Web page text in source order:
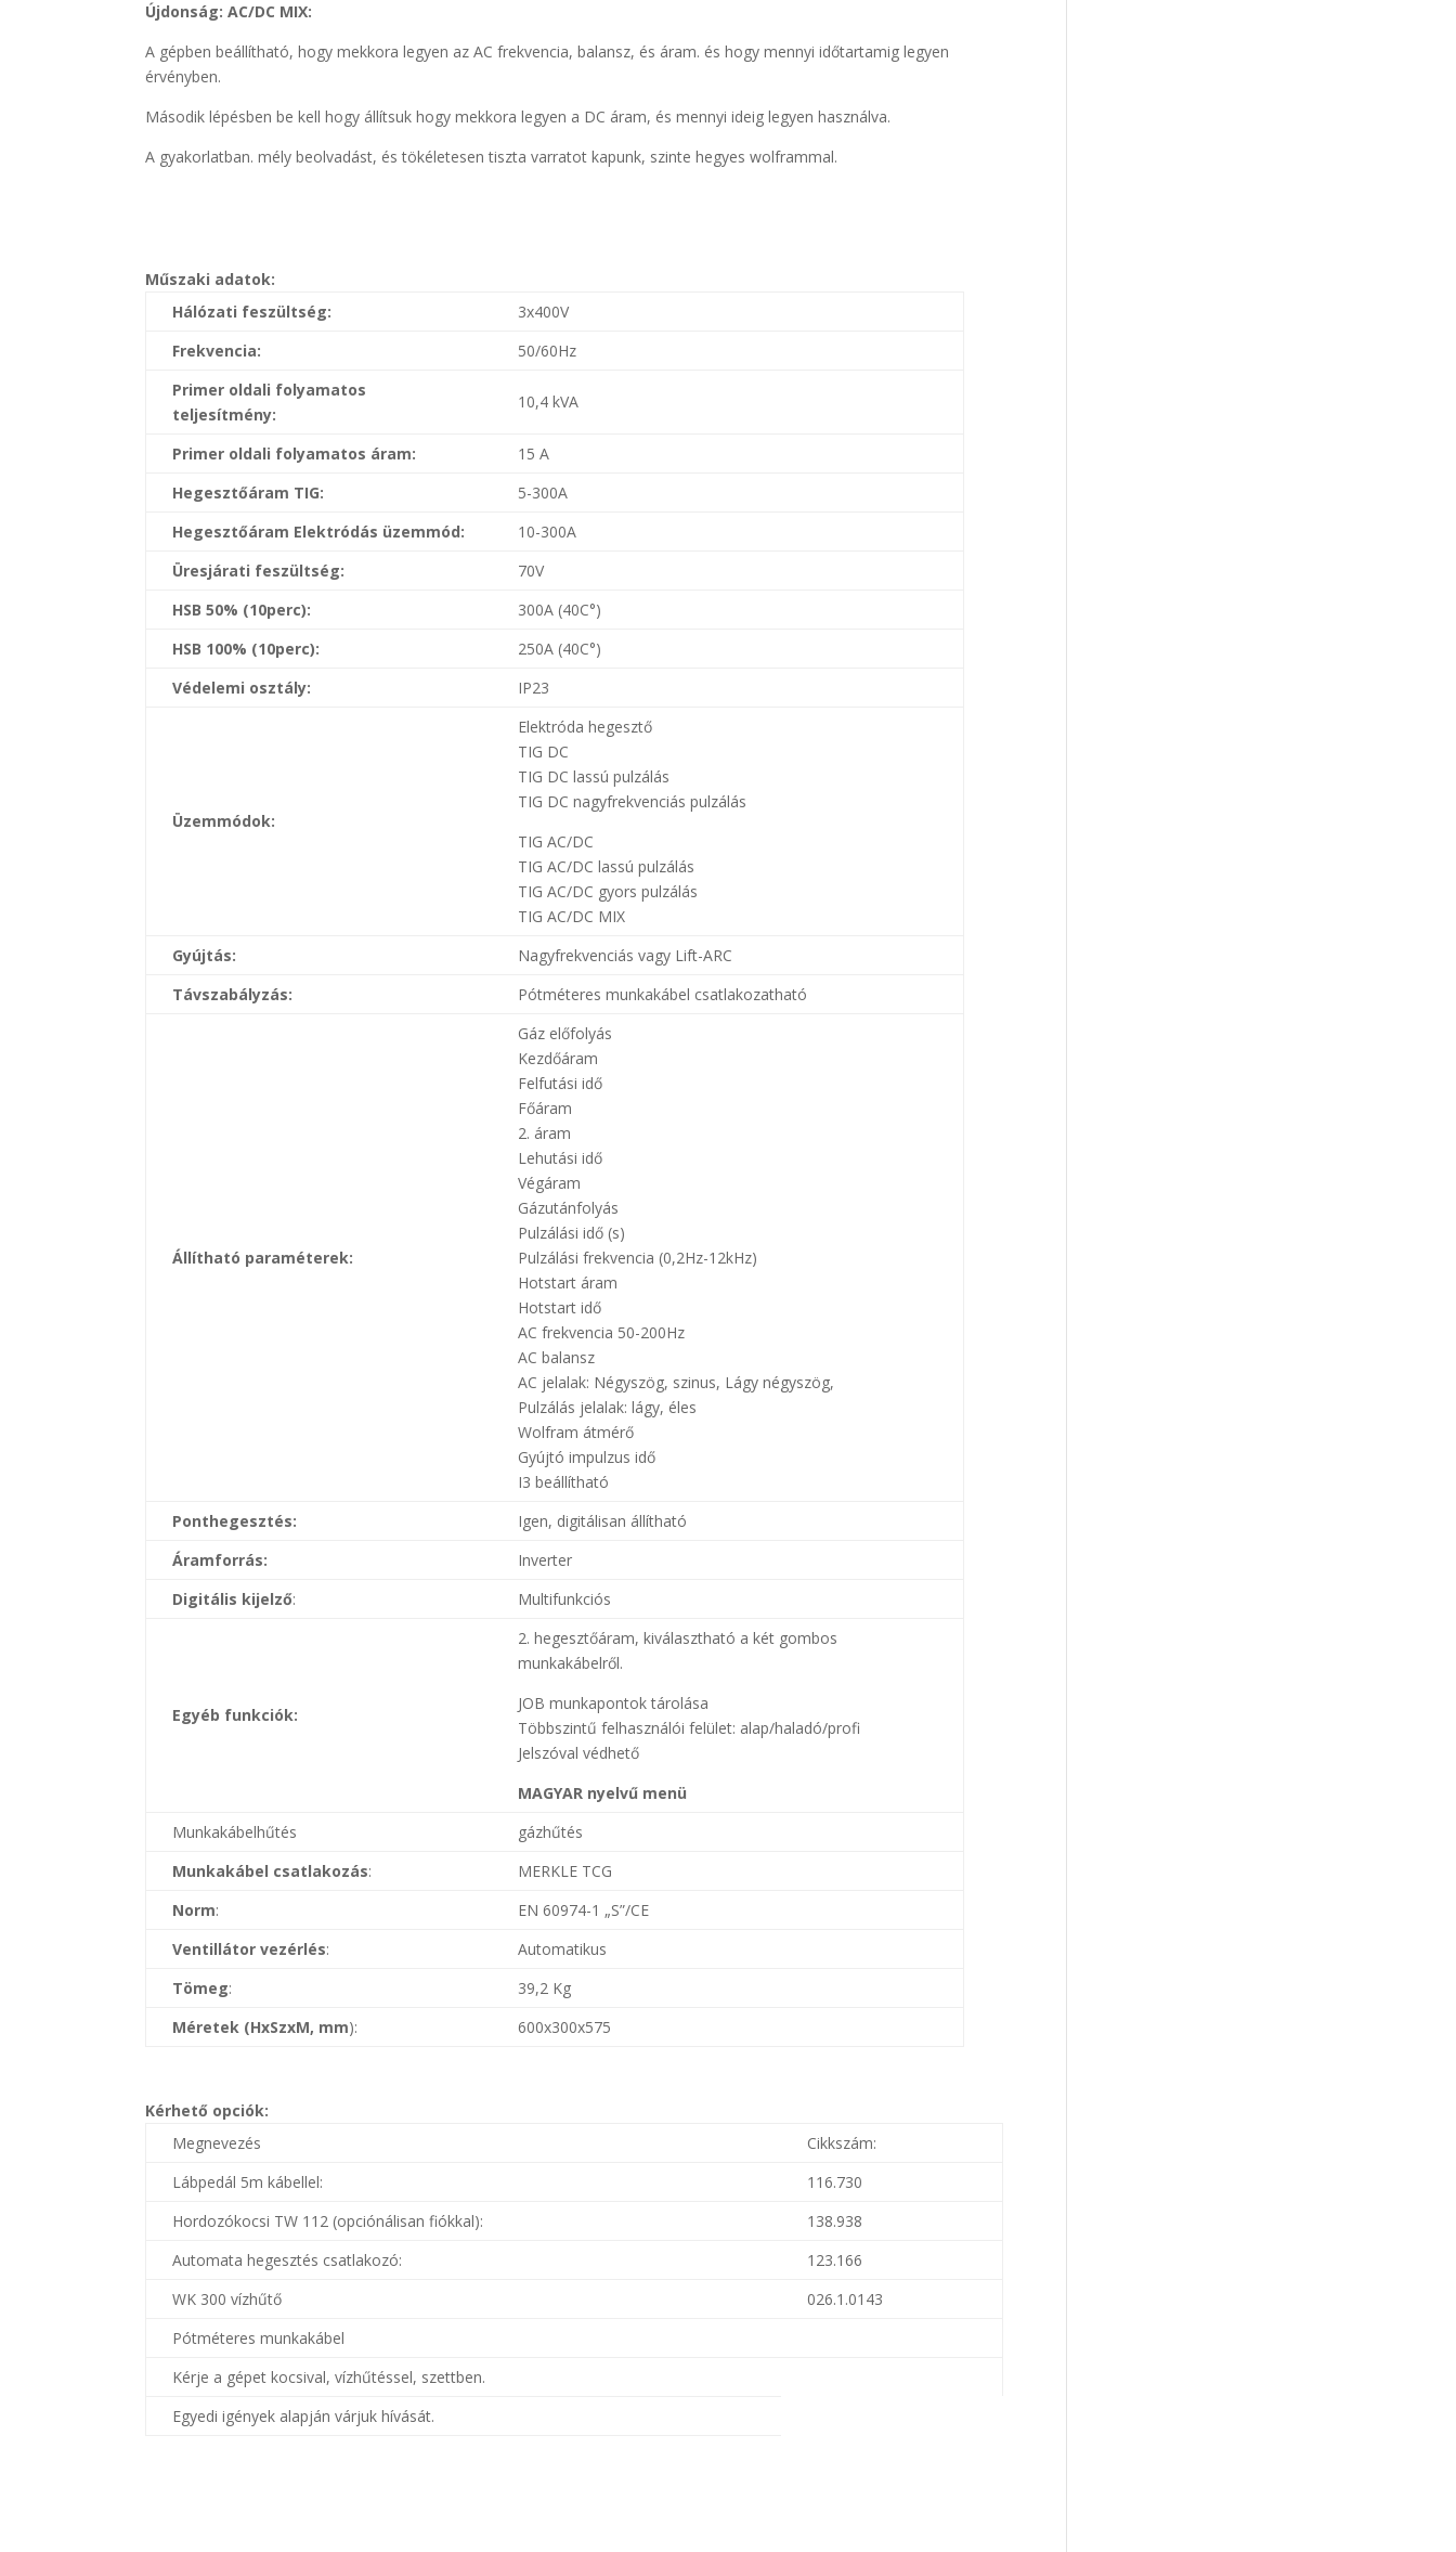
Újdonság: AC/DC MIX:
A gépben beállítható, hogy mekkora legyen az AC frekvencia, balansz, és áram. és hogy mennyi időtartamig legyen
érvényben.
Második lépésben be kell hogy állítsuk hogy mekkora legyen a DC áram, és mennyi ideig legyen használva.
A gyakorlatban. mély beolvadást, és tökéletesen tiszta varratot kapunk, szinte hegyes wolframmal.
Műszaki adatok:
Hálózati feszültség:
3x400V
Frekvencia:
50/60Hz
Primer oldali folyamatos
teljesítmény:
10,4 kVA
Primer oldali folyamatos áram:
15 A
Hegesztőáram TIG:
5-300A
Hegesztőáram Elektródás üzemmód:
10-300A
Üresjárati feszültség:
70V
HSB 50% (10perc):
300A (40C°)
HSB 100% (10perc):
250A (40C°)
Védelemi osztály:
IP23
Üzemmódok:
Elektróda hegesztő
TIG DC
TIG DC lassú pulzálás
TIG DC nagyfrekvenciás pulzálás
TIG AC/DC
TIG AC/DC lassú pulzálás
TIG AC/DC gyors pulzálás
TIG AC/DC MIX
Gyújtás:
Nagyfrekvenciás vagy Lift-ARC
Távszabályzás:
Pótméteres munkakábel csatlakozatható
Állítható paraméterek:
Gáz előfolyás
Kezdőáram
Felfutási idő
Főáram
2. áram
Lehutási idő
Végáram
Gázutánfolyás
Pulzálási idő (s)
Pulzálási frekvencia (0,2Hz-12kHz)
Hotstart áram
Hotstart idő
AC frekvencia 50-200Hz
AC balansz
AC jelalak: Négyszög, szinus, Lágy négyszög,
Pulzálás jelalak: lágy, éles
Wolfram átmérő
Gyújtó impulzus idő
I3 beállítható
Ponthegesztés:
Igen, digitálisan állítható
Áramforrás:
Inverter
Digitális kijelző: Multifunkciós
Egyéb funkciók:
2. hegesztőáram, kiválasztható a két gombos
munkakábelről.
JOB munkapontok tárolása
Többszintű felhasználói felület: alap/haladó/profi
Jelszóval védhető
MAGYAR nyelvű menü
Munkakábelhűtés
gázhűtés
Munkakábel csatlakozás:
MERKLE TCG
Norm:
EN 60974-1 „S”/CE
Ventillátor vezérlés:
Automatikus
Tömeg:
39,2 Kg
Méretek (HxSzxM, mm): 600x300x575
Kérhető opciók:
Megnevezés
Cikkszám:
Lábpedál 5m kábellel:
116.730
Hordozókocsi TW 112 (opciónálisan fiókkal):
138.938
Automata hegesztés csatlakozó:
123.166
WK 300 vízhűtő
026.1.0143
Pótméteres munkakábel
Kérje a gépet kocsival, vízhűtéssel, szettben.
Egyedi igények alapján várjuk hívását.